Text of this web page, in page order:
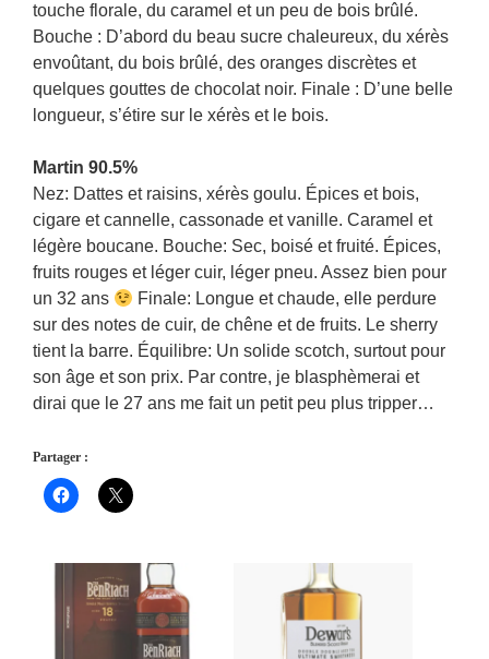
touche florale, du caramel et un peu de bois brûlé.
Bouche : D’abord du beau sucre chaleureux, du xérès
envoûtant, du bois brûlé, des oranges discrètes et
quelques gouttes de chocolat noir. Finale : D’une belle
longueur, s’étire sur le xérès et le bois.
Martin 90.5%
Nez: Dattes et raisins, xérès goulu. Épices et bois,
cigare et cannelle, cassonade et vanille. Caramel et
légère boucane. Bouche: Sec, boisé et fruité. Épices,
fruits rouges et léger cuir, léger pneu. Assez bien pour
un 32 ans
Finale: Longue et chaude, elle perdure
sur des notes de cuir, de chêne et de fruits. Le sherry
tient la barre. Équilibre: Un solide scotch, surtout pour
son âge et son prix. Par contre, je blasphèmerai et
dirai que le 27 ans me fait un petit peu plus tripper…
Partager :